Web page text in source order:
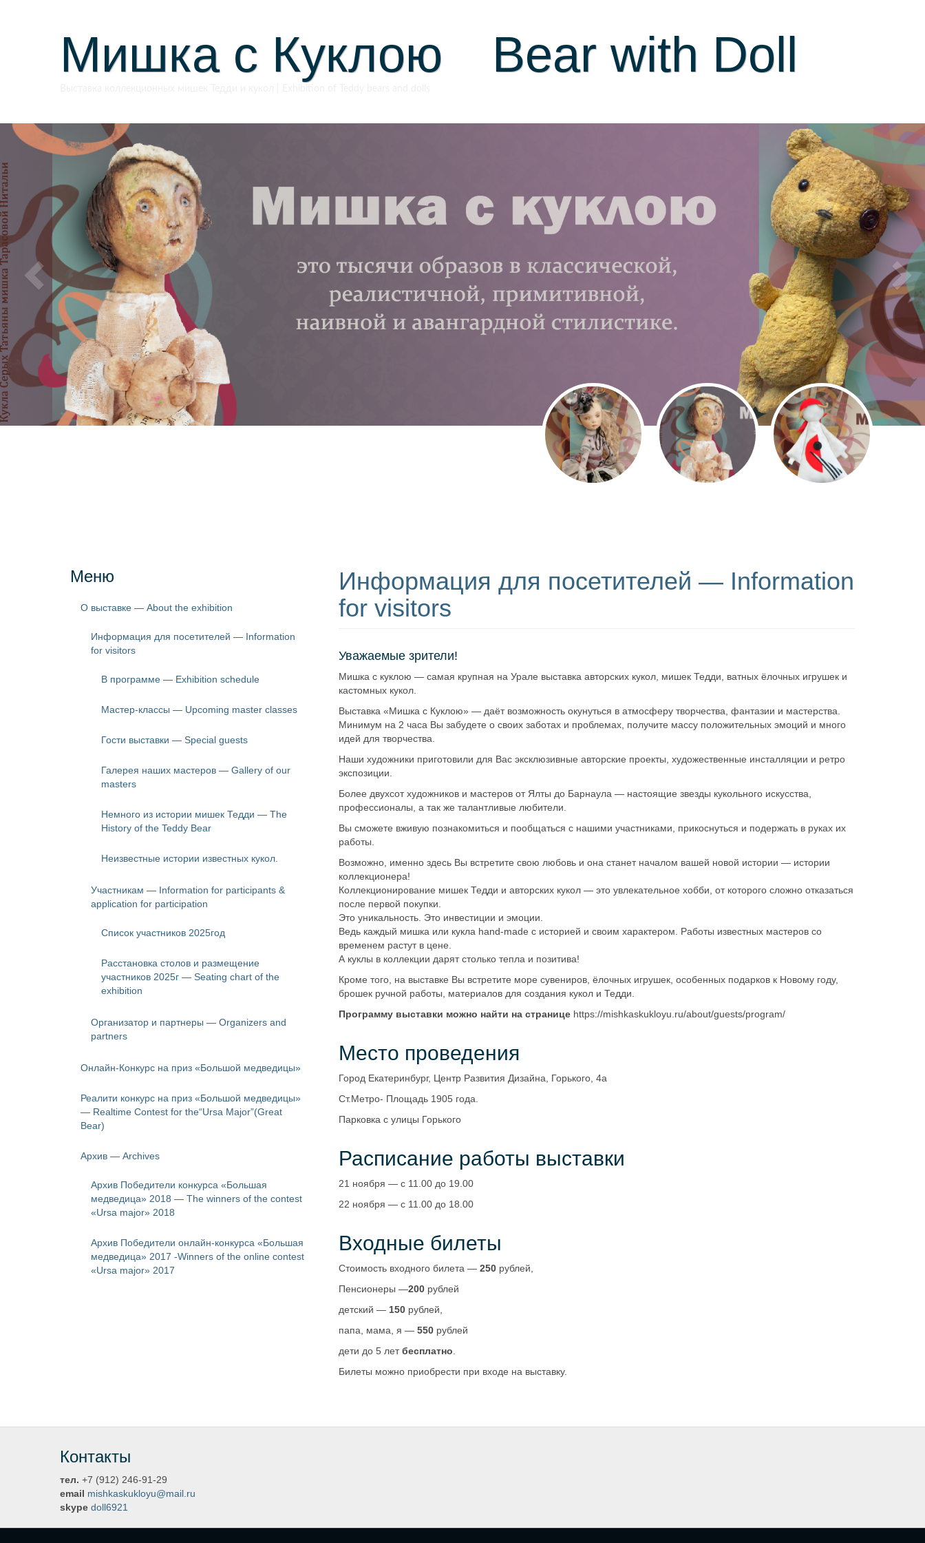
Мишка с Куклою Bear with Doll
Меню
О выставке — About the exhibition
Информация для посетителей — Information
for visitors
В программе — Exhibition schedule
Мастер-классы — Upcoming master classes
Гости выставки — Special guests
Галерея наших мастеров — Gallery of our
masters
Немного из истории мишек Тедди — The
History of the Teddy Bear
Неизвестные истории известных кукол.
Участникам — Information for participants &
application for participation
Список участников 2025год
Расстановка столов и размещение
участников 2025г — Seating chart of the
exhibition
Организатор и партнеры — Organizers and
partners
Онлайн-Конкурс на приз «Большой медведицы»
Реалити конкурс на приз «Большой медведицы»
— Realtime Contest for the“Ursa Major”(Great
Bear)
Архив — Archives
Архив Победители конкурса «Большая
медведица» 2018 — The winners of the contest
«Ursa major» 2018
Архив Победители онлайн-конкурса «Большая
медведица» 2017 -Winners of the online contest
«Ursa major» 2017
Информация для посетителей — Information
for visitors
Уважаемые зрители!
Мишка с куклою — самая крупная на Урале выставка авторских кукол, мишек Тедди, ватных ёлочных игрушек и
кастомных кукол.
Выставка «Мишка с Куклою» — даёт возможность окунуться в атмосферу творчества, фантазии и мастерства.
Минимум на 2 часа Вы забудете о своих заботах и проблемах, получите массу положительных эмоций и много
идей для творчества.
Наши художники приготовили для Вас эксклюзивные авторские проекты, художественные инсталляции и ретро
экспозиции.
Более двухсот художников и мастеров от Ялты до Барнаула — настоящие звезды кукольного искусства,
профессионалы, а так же талантливые любители.
Вы сможете вживую познакомиться и пообщаться с нашими участниками, прикоснуться и подержать в руках их
работы.
Возможно, именно здесь Вы встретите свою любовь и она станет началом вашей новой истории — истории
коллекционера!
Коллекционирование мишек Тедди и авторских кукол — это увлекательное хобби, от которого сложно отказаться
после первой покупки.
Это уникальность. Это инвестиции и эмоции.
Ведь каждый мишка или кукла hand-made с историей и своим характером. Работы известных мастеров со
временем растут в цене.
А куклы в коллекции дарят столько тепла и позитива!
Кроме того, на выставке Вы встретите море сувениров, ёлочных игрушек, особенных подарков к Новому году,
брошек ручной работы, материалов для создания кукол и Тедди.
Программу выставки можно найти на странице https://mishkaskukloyu.ru/about/guests/program/
Место проведения
Город Екатеринбург, Центр Развития Дизайна, Горького, 4а
Ст.Метро- Площадь 1905 года.
Парковка с улицы Горького
Расписание работы выставки
21 ноября — с 11.00 до 19.00
22 ноября — с 11.00 до 18.00
Входные билеты
Стоимость входного билета — 250 рублей,
Пенсионеры —200 рублей
детский — 150 рублей,
папа, мама, я — 550 рублей
дети до 5 летбесплатно
Билеты можно приобрести при входе на выставку.
Контакты
тел. +7 (912) 246-91-29
email mishkaskukloyu@mail.ru
skype doll6921